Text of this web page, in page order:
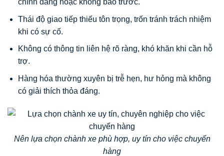
chính đáng hoặc không báo trước.
Thái độ giao tiếp thiếu tôn trọng, trốn tránh trách nhiệm
khi có sự cố.
Không có thông tin liên hệ rõ ràng, khó khăn khi cần hỗ
trợ.
Hàng hóa thường xuyên bị trễ hẹn, hư hỏng mà không
có giải thích thỏa đáng.
Nên lựa chọn chành xe phù hợp, uy tín cho việc chuyển
hàng